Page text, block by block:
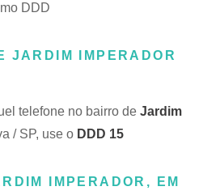
DDD
JARDIM IMPERADOR
telefone no bairro de Jardim
/ SP, use o DDD 15
IMPERADOR, EM